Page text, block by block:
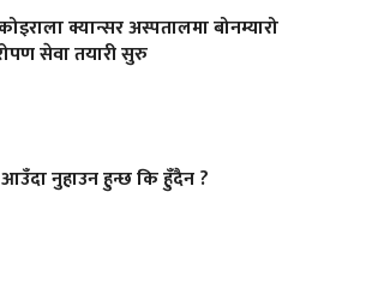
क्यान्सर अस्पतालमा बोनम्यारो
सेवा तयारी सुरु
नुहाउन हुन्छ कि हुँदैन ?